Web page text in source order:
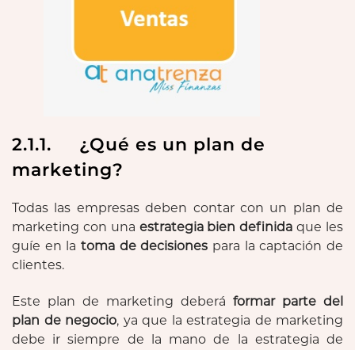
2.1.1. ¿Qué es un plan de
marketing?
Todas las empresas deben contar con un plan de
marketing con una estrategia bien definida que les
guíe en la toma de decisiones para la captación de
clientes.
Este plan de marketing deberá formar parte del
plan de negocio, ya que la estrategia de marketing
debe ir siempre de la mano de la estrategia de